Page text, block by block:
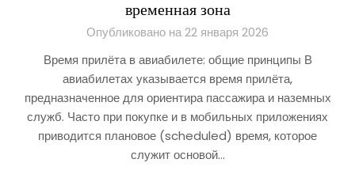
временная зона
Опубликовано на 22 января 2026
Время прилёта в авиабилете: общие принципы В
авиабилетах указывается время прилёта,
предназначенное для ориентира пассажира и наземных
служб. Часто при покупке и в мобильных приложениях
приводится плановое (scheduled) время, которое
служит основой…